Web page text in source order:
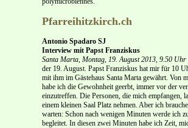
Pfarreihitzkirch.ch
Antonio Spadaro SJ
Interview mit Papst Franziskus
Santa Marta, Montag, 19. August 2013, 9.50 Uhr
der 19. August. Papst Franziskus hat mir für 10
mit ihm im Gästehaus Santa Marta gewährt. Von
habe ich die Gewohnheit geerbt, immer vor der
einzutreffen. Die Personen, die mich empfangen,
einem kleinen Saal Platz nehmen. Aber ich
warten: Schon nach wenigen Minuten werde ich
begleitet. In diesen zwei Minuten habe ich Zeit,